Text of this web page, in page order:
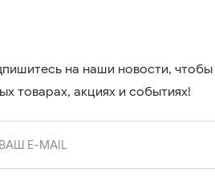
на наши новости, чтобы
товарах, акциях и событиях!